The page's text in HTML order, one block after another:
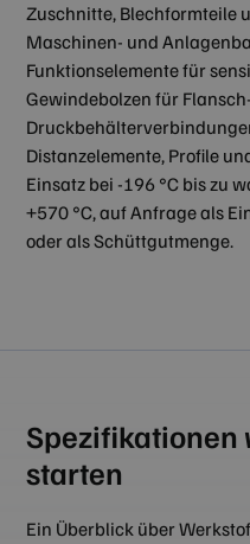
Zuschnitte, Blechformteile
Maschinen- und
Funktionselemente für
Gewindebolzen für
Distanzelemente, Profile
Einsatz bei -196 °C bis zu
+570 °C, auf Anfrage als
oder als Schüttgutmenge.
Spezifikationen
starten
Ein Überblick über